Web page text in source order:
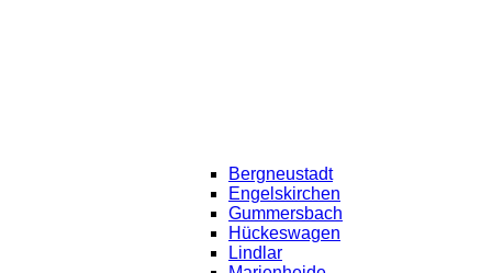
Bergneustadt
Engelskirchen
Gummersbach
Hückeswagen
Lindlar